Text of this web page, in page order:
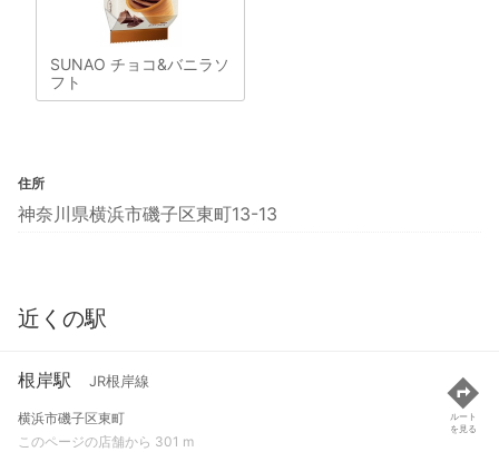
SUNAO チョコ&バニラソ
フト
住所
神奈川県横浜市磯子区東町13-13
近くの駅
根岸駅 JR根岸線
横浜市磯子区東町
このページの店舗から 301 m
ルート
を見る